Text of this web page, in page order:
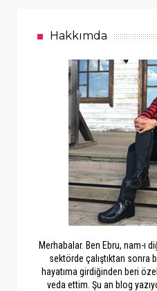
Hakkımda
Merhabalar. Ben Ebru, nam-ı
sektörde çalıştıktan sonra
hayatıma girdiğinden beri
veda ettim. Şu an blog